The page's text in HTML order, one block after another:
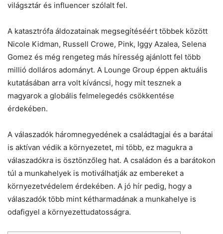
világsztár és influencer szólalt fel.
A katasztrófa áldozatainak megsegítéséért többek között
Nicole Kidman, Russell Crowe, Pink, Iggy Azalea, Selena
Gomez és még rengeteg más híresség ajánlott fel több
millió dolláros adományt. A Lounge Group éppen aktuális
kutatásában arra volt kíváncsi, hogy mit tesznek a
magyarok a globális felmelegedés csökkentése
érdekében.
A válaszadók háromnegyedének a családtagjai és a barátai
is aktívan védik a környezetet, mi több, ez magukra a
válaszadókra is ösztönzőleg hat. A családon és a barátokon
túl a munkahelyek is motiválhatják az embereket a
környezetvédelem érdekében. A jó hír pedig, hogy a
válaszadók több mint kétharmadának a munkahelye is
odafigyel a környezettudatosságra.
Chat Mr wAIste Close
Helló! Miben segíthetek ma?